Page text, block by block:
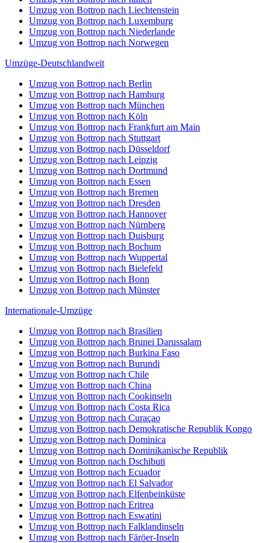
Umzug von Bottrop nach Liechtenstein
Umzug von Bottrop nach Luxemburg
Umzug von Bottrop nach Niederlande
Umzug von Bottrop nach Norwegen
Umzüge-Deutschlandweit
Umzug von Bottrop nach Berlin
Umzug von Bottrop nach Hamburg
Umzug von Bottrop nach München
Umzug von Bottrop nach Köln
Umzug von Bottrop nach Frankfurt am Main
Umzug von Bottrop nach Stuttgart
Umzug von Bottrop nach Düsseldorf
Umzug von Bottrop nach Leipzig
Umzug von Bottrop nach Dortmund
Umzug von Bottrop nach Essen
Umzug von Bottrop nach Bremen
Umzug von Bottrop nach Dresden
Umzug von Bottrop nach Hannover
Umzug von Bottrop nach Nürnberg
Umzug von Bottrop nach Duisburg
Umzug von Bottrop nach Bochum
Umzug von Bottrop nach Wuppertal
Umzug von Bottrop nach Bielefeld
Umzug von Bottrop nach Bonn
Umzug von Bottrop nach Münster
Internationale-Umzüge
Umzug von Bottrop nach Brasilien
Umzug von Bottrop nach Brunei Darussalam
Umzug von Bottrop nach Burkina Faso
Umzug von Bottrop nach Burundi
Umzug von Bottrop nach Chile
Umzug von Bottrop nach China
Umzug von Bottrop nach Cookinseln
Umzug von Bottrop nach Costa Rica
Umzug von Bottrop nach Curaçao
Umzug von Bottrop nach Demokratische Republik Kongo
Umzug von Bottrop nach Dominica
Umzug von Bottrop nach Dominikanische Republik
Umzug von Bottrop nach Dschibuti
Umzug von Bottrop nach Ecuador
Umzug von Bottrop nach El Salvador
Umzug von Bottrop nach Elfenbeinküste
Umzug von Bottrop nach Eritrea
Umzug von Bottrop nach Eswatini
Umzug von Bottrop nach Falklandinseln
Umzug von Bottrop nach Färöer-Inseln